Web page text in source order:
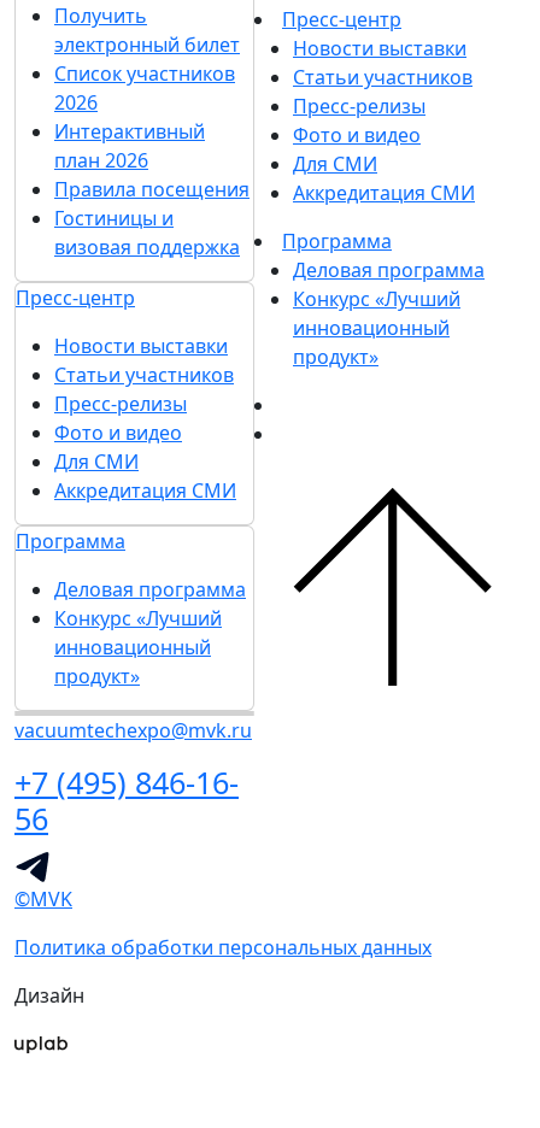
Получить
электронный билет
Список участников
2026
Интерактивный
план 2026
Правила посещения
Гостиницы и
визовая поддержка
Пресс-центр
Новости выставки
Статьи участников
Пресс-релизы
Фото и видео
Для СМИ
Аккредитация СМИ
Программа
Деловая программа
Конкурс «Лучший
инновационный
продукт»
vacuumtechexpo@mvk.ru
+7 (495) 846-16-
56
Пресс-центр
Новости выставки
Статьи участников
Пресс-релизы
Фото и видео
Для СМИ
Аккредитация СМИ
Программа
Деловая программа
Конкурс «Лучший
инновационный
продукт»
©MVK
Политика обработки персональных данных
Дизайн